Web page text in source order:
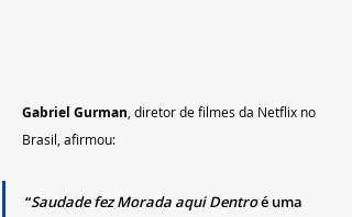
Gabriel Gurman, diretor de filmes da Netflix no
Brasil, afirmou:
“Saudade fez Morada aqui Dentro é uma